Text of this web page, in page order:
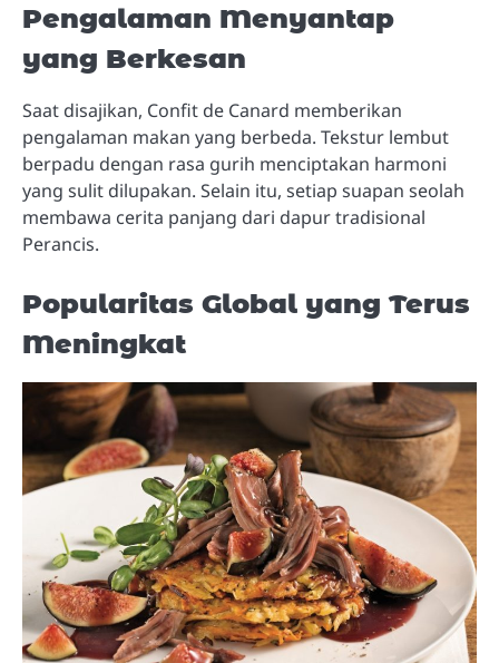
Pengalaman Menyantap
yang Berkesan
Saat disajikan, Confit de Canard memberikan
pengalaman makan yang berbeda. Tekstur lembut
berpadu dengan rasa gurih menciptakan harmoni
yang sulit dilupakan. Selain itu, setiap suapan seolah
membawa cerita panjang dari dapur tradisional
Perancis.
Popularitas Global yang Terus
Meningkat